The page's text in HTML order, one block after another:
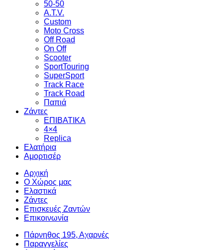
50-50
A.T.V.
Custom
Moto Cross
Off Road
On Off
Scooter
SportTouring
SuperSport
Track Race
Track Road
Παπιά
Ζάντες
ΕΠΙΒΑΤΙΚΑ
4×4
Replica
Ελατήρια
Αμορτισέρ
Αρχική
Ο Χώρος μας
Ελαστικά
Ζάντες
Επισκευές Ζαντών
Επικοινωνία
Πάρνηθος 195, Αχαρνές
Παραγγελίες